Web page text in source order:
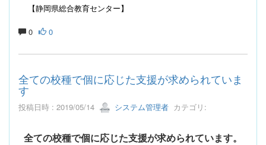
【静岡県総合教育センター】
0 0
全ての校種で個に応じた支援が求められていま
す
投稿日時 : 2019/05/14 システム管理者 カテゴリ:
全ての校種で個に応じた支援が求められています。